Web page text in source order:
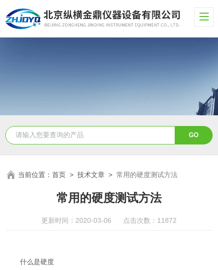
当前位置：首页 >技术文章 >常用的硬度测试方法
常用的硬度测试方法
更新时间：2020-03-06 点击次数：11872
什么是硬度